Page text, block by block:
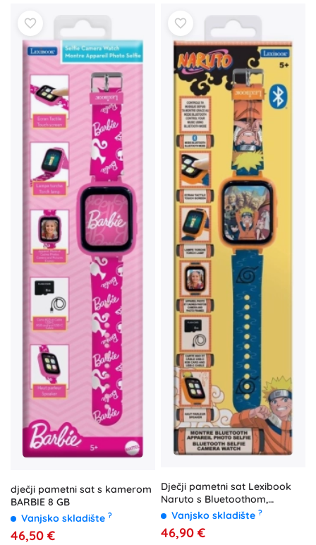
dječji pametni sat s kamerom
BARBIE 8 GB
Vanjsko skladište ?
46,50 €
Dječji pametni sat Lexibook
Naruto s Bluetoothom,
kamerom i 8 GB karticom
Vanjsko skladište ?
46,90 €